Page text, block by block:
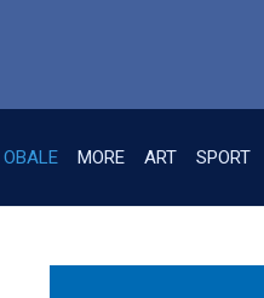
OBALE MORE ART SPORT